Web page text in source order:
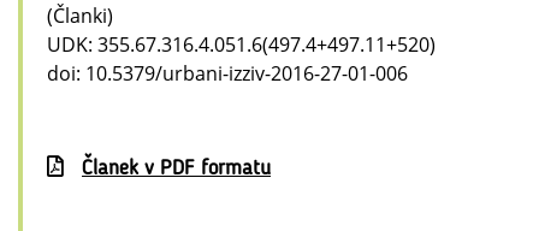
(Članki)
UDK: 355.67.316.4.051.6(497.4+497.11+520)
doi: 10.5379/urbani-izziv-2016-27-01-006
Članek v PDF formatu